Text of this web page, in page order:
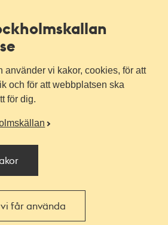
använder vi kakor, cookies, för att
och för att webbplatsen ska
för dig.
får använda